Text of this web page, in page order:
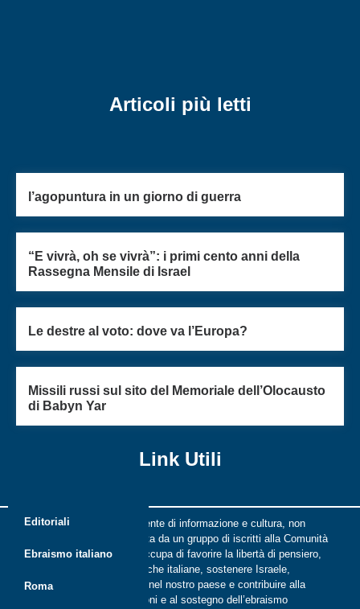
Articoli più letti
l’agopuntura in un giorno di guerra
“E vivrà, oh se vivrà”: i primi cento anni della
Rassegna Mensile di Israel
Le destre al voto: dove va l’Europa?
Missili russi sul sito del Memoriale dell’Olocausto
di Babyn Yar
Link Utili
Editoriali
Ebraismo italiano
Roma
Riflessi è una rivista indipendente di informazione e cultura, non
periodica, digitale e on line nata da un gruppo di iscritti alla Comunità
ebraica di Roma. Riflessi si occupa di favorire la libertà di pensiero,
il dialogo tra le comunità ebraiche italiane, sostenere Israele,
promuovere la cultura ebraica nel nostro paese e contribuire alla
crescita delle nuove generazioni e al sostegno dell’ebraismo